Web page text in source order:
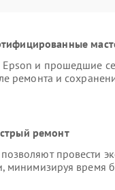
Epson и прошедшие
ремонта и
ремонт
провести
минимизируя время